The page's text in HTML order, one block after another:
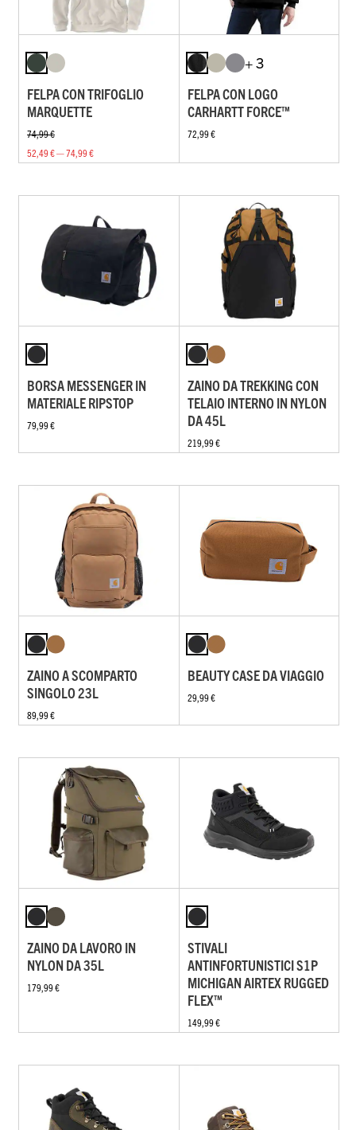
FELPA CON TRIFOGLIO
MARQUETTE
74,99 €
52,49 € — 74,99 €
+ 3
FELPA CON LOGO
CARHARTT FORCE™
72,99 €
BORSA MESSENGER IN
MATERIALE RIPSTOP
79,99 €
ZAINO DA TREKKING CON
TELAIO INTERNO IN NYLON
DA 45L
219,99 €
ZAINO A SCOMPARTO
SINGOLO 23L
89,99 €
BEAUTY CASE DA VIAGGIO
29,99 €
ZAINO DA LAVORO IN
NYLON DA 35L
179,99 €
STIVALI
ANTINFORTUNISTICI S1P
MICHIGAN AIRTEX RUGGED
FLEX™
149,99 €